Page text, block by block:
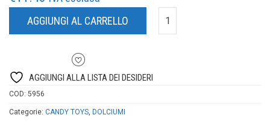
AGGIUNGI AL CARRELLO
AGGIUNGI ALLA LISTA DEI DESIDERI
COD: 5956
Categorie: CANDY TOYS, DOLCIUMI